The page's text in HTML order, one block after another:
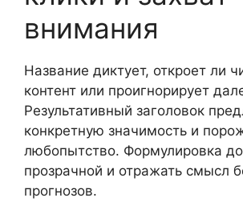
внимания
Название диктует, откроет ли
контент или проигнорирует
Результативный заголовок
конкретную значимость и
любопытство. Формулировка
прозрачной и отражать смысл
прогнозов.